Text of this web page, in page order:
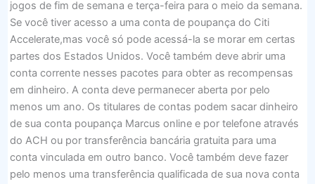
jogos de fim de semana e terça-feira para o meio da semana.
Se você tiver acesso a uma conta de poupança do Citi
Accelerate,mas você só pode acessá-la se morar em certas
partes dos Estados Unidos. Você também deve abrir uma
conta corrente nesses pacotes para obter as recompensas
em dinheiro. A conta deve permanecer aberta por pelo
menos um ano. Os titulares de contas podem sacar dinheiro
de sua conta poupança Marcus online e por telefone através
do ACH ou por transferência bancária gratuita para uma
conta vinculada em outro banco. Você também deve fazer
pelo menos uma transferência qualificada de sua nova conta